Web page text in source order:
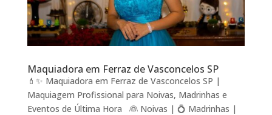
Maquiadora em Ferraz de Vasconcelos SP
💄✨ Maquiadora em Ferraz de Vasconcelos SP |
Maquiagem Profissional para Noivas, Madrinhas e
Eventos de Última Hora 👰 Noivas | 💍 Madrinhas |